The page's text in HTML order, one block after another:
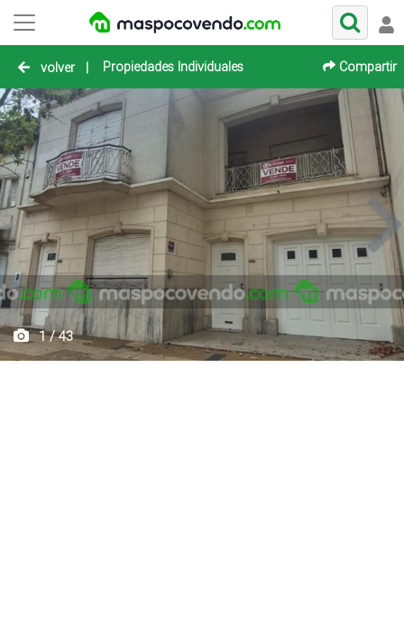
volver | Propiedades Individuales Compartir
1 / 43